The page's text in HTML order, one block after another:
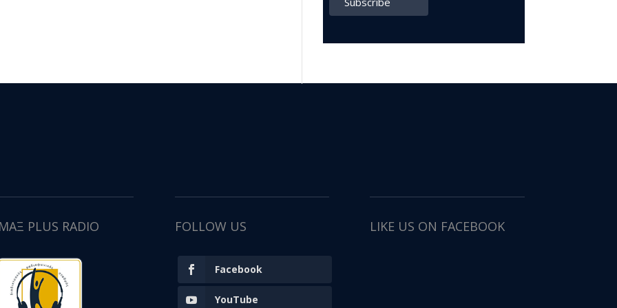
PLUS RADIO FOLLOW US
Facebook
YouTube
LIKE US ON FACEBOOK